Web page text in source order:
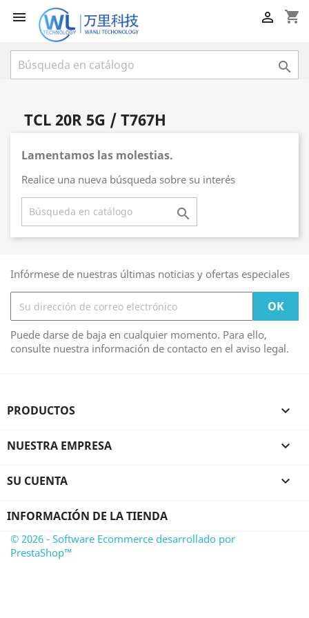
 shopping_cart


TCL 20R 5G / T767H
Lamentamos las molestias.
Realice una nueva búsqueda sobre su interés

Infórmese de nuestras últimas noticias y ofertas especiales
Puede darse de baja en cualquier momento. Para ello,
consulte nuestra información de contacto en el aviso legal.
PRODUCTOS 
NUESTRA EMPRESA 
SU CUENTA 
INFORMACIÓN DE LA TIENDA
© 2026 - Software Ecommerce desarrollado por
PrestaShop™